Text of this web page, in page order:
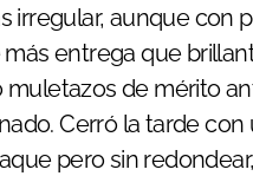
aunque con
entrega que
muletazos de mérito
Cerró la tarde con
pero sin